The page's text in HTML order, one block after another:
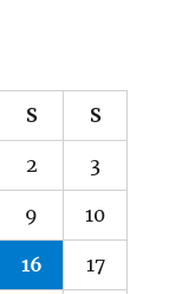
S S
2 3
9 10
16 17